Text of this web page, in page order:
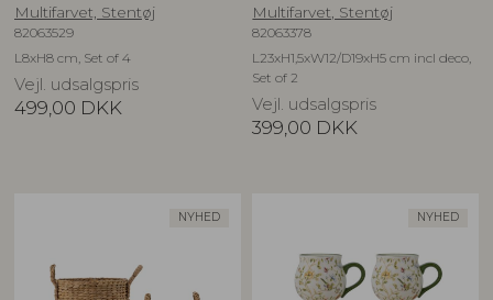
Multifarvet, Stentøj
82063529
L8xH8 cm, Set of 4
Vejl. udsalgspris
499,00 DKK
Multifarvet, Stentøj
82063378
L23xH1,5xW12/D19xH5 cm incl deco,
Set of 2
Vejl. udsalgspris
399,00 DKK
NYHED NYHED